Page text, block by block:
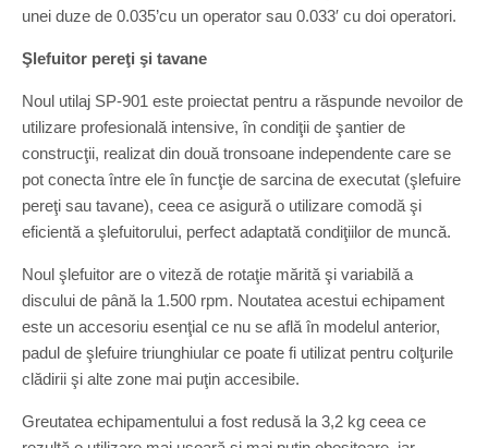
unei duze de 0.035’cu un operator sau 0.033′ cu doi operatori.
Şlefuitor pereţi şi tavane
Noul utilaj SP-901 este proiectat pentru a răspunde nevoilor de
utilizare profesională intensive, în condiţii de şantier de
construcţii, realizat din două tronsoane independente care se
pot conecta între ele în funcţie de sarcina de executat (şlefuire
pereţi sau tavane), ceea ce asigură o utilizare comodă şi
eficientă a şlefuitorului, perfect adaptată condiţiilor de muncă.
Noul şlefuitor are o viteză de rotaţie mărită şi variabilă a
discului de până la 1.500 rpm. Noutatea acestui echipament
este un ac­cesoriu esenţial ce nu se află în modelul anterior,
padul de şlefuire triunghiular ce poate fi utilizat pentru colţurile
clădirii şi alte zone mai puţin accesibile.
Greutatea echipamentului a fost redusă la 3,2 kg ceea ce